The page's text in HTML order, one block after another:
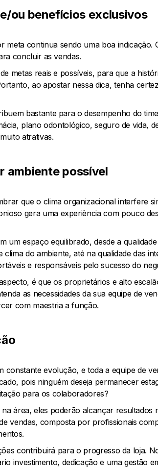
ou benefícios exclusivos
meta continua sendo uma boa indicação.
concluir as vendas.
metas reais e possíveis, para que a
ao apostar nessa dica, tenha
bastante para o desempenho do
plano odontológico, seguro de vida,
atrativas.
ambiente possível
que o clima organizacional interfere
gera uma experiência com pouco
um espaço equilibrado, desde a
do ambiente, até na qualidade das
e responsáveis pelo sucesso do
é que os proprietários e alto
as necessidades da sua equipe de
com maestria a função.
constante evolução, e toda a equipe de
pois ninguém deseja permanecer
para os colaboradores?
área, eles poderão alcançar resultados
vendas, composta por profissionais
contribuirá para o progresso da loja.
investimento, dedicação e uma gestão